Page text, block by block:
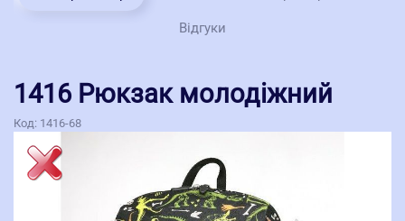
Відгуки
1416 Рюкзак молодіжний
Код: 1416-68